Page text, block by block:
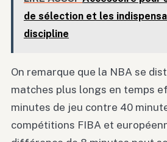
de sélection et les
discipline
On remarque que la NBA se
matches plus longs en temps
minutes de jeu contre 40
compétitions FIBA et